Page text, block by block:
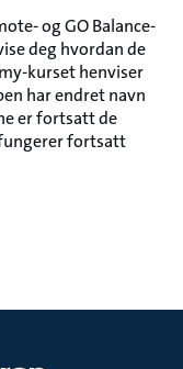
og GO Balance-
deg hvordan de
kurset henviser
har endret navn
er fortsatt de
fortsatt